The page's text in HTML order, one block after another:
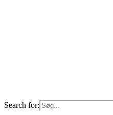
Search for: